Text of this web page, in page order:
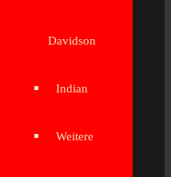
Davidson
Indian
Weitere